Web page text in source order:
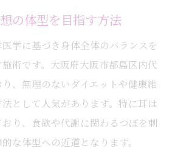
の体型を目指す方法
学に基づき身体全体のバランスを
術です。大阪府大阪市都島区内代
、無理のないダイエットや健康維
として人気があります。特に耳は
り、食欲や代謝に関わるつぼを刺
な体型への近道となります。